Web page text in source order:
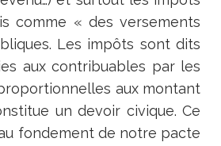
comme « des versements
Les impôts sont dits
aux contribuables par les
aux montant
un devoir civique. Ce
fondement de notre pacte